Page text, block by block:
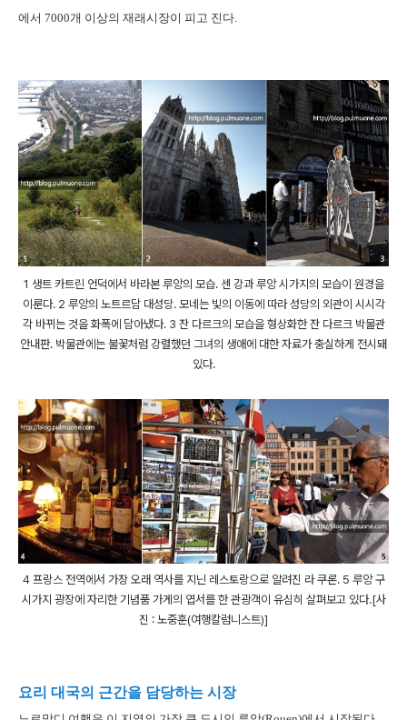
에서 7000개 이상의 재래시장이 피고 진다.
1 생트 카트린 언덕에서 바라본 루앙의 모습. 센 강과 루앙 시가지의 모습이 원경을
이룬다. 2 루앙의 노트르담 대성당. 모네는 빛의 이동에 따라 성당의 외관이 시시각
각 바뀌는 것을 화폭에 담아냈다. 3 잔 다르크의 모습을 형상화한 잔 다르크 박물관
안내판. 박물관에는 불꽃처럼 강렬했던 그녀의 생애에 대한 자료가 충실하게 전시돼
있다.
4 프랑스 전역에서 가장 오래 역사를 지닌 레스토랑으로 알려진 라 쿠론. 5 루앙 구
시가지 광장에 자리한 기념품 가게의 엽서를 한 관광객이 유심히 살펴보고 있다.[사
진 : 노중훈(여행칼럼니스트)]
요리 대국의 근간을 담당하는 시장